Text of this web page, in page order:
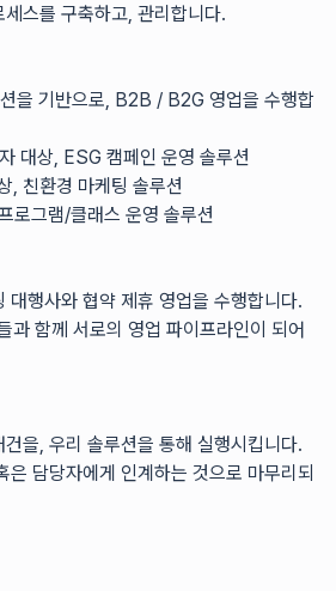
스를 구축하고, 관리합니다.
을 기반으로, B2B / B2G 영업을 수행합
대상, ESG 캠페인 운영 솔루션
, 친환경 마케팅 솔루션
로그램/클래스 운영 솔루션
대행사와 협약 제휴 영업을 수행합니다.
함께 서로의 영업 파이프라인이 되어
을, 우리 솔루션을 통해 실행시킵니다.
은 담당자에게 인계하는 것으로 마무리되